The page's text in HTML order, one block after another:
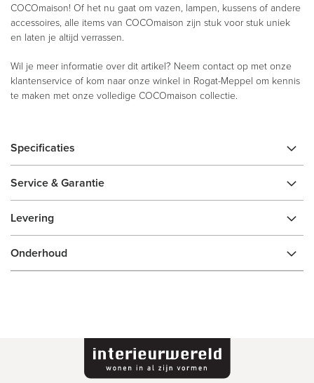
COCOmaison! Of het nu gaat om vazen, lampen, kussens of andere
accessoires, alle items van COCOmaison zijn stuk voor stuk uniek
en laten je altijd verrassen.
Wil je meer informatie over dit artikel? Neem contact op met onze
klantenservice of kom naar onze winkel in Rogat-Meppel om kennis
te maken met onze volledige COCOmaison collectie.
Specificaties
Service & Garantie
Levering
Onderhoud